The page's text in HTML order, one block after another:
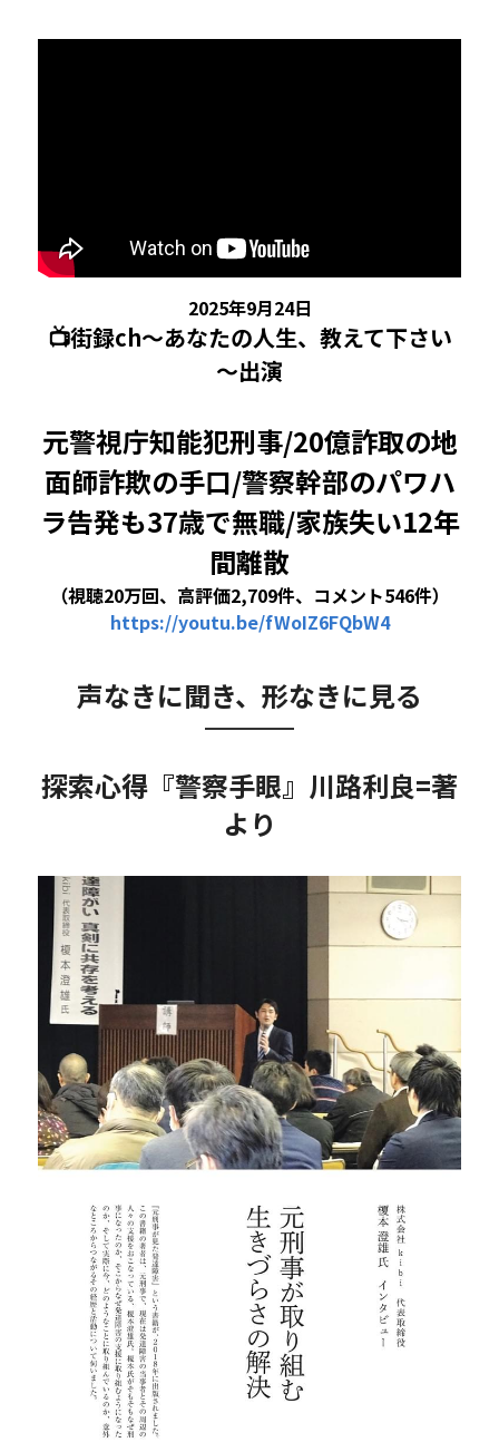
6 セールス・マーケティング・ビジネスモデ
2025年9月24日
📺街録ch～あなたの人生、教えて下さい
～出演
元警視庁知能犯刑事/20億詐取の地
面師詐欺の手口/警察幹部のパワハ
ラ告発も37歳で無職/家族失い12年
間離散
（視聴20万回、高評価2,709件、コメント546件）
https://youtu.be/fWoIZ6FQbW4
声なきに聞き、形なきに見る
探索心得『警察手眼』川路利良=著
より